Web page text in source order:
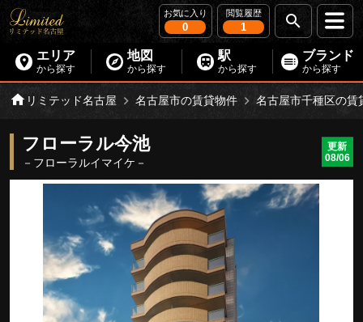
お気に入り
0
閲覧履歴
1
エリア
から探す
地図
から探す
駅
から探す
ブランド
から探す
リミテッド名古屋 名古屋市の賃貸物件 名古屋市千種区の賃
フローラル今池
－フローラルイマイケ－
更新
08/06